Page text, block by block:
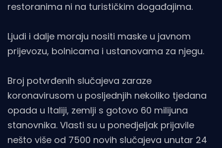
restoranima ni na turističkim događajima.
Ljudi i dalje moraju nositi maske u javnom
prijevozu, bolnicama i ustanovama za njegu.
Broj potvrđenih slučajeva zaraze
koronavirusom u posljednjih nekoliko tjedana
opada u Italiji, zemlji s gotovo 60 milijuna
stanovnika. Vlasti su u ponedjeljak prijavile
nešto više od 7500 novih slučajeva unutar 24